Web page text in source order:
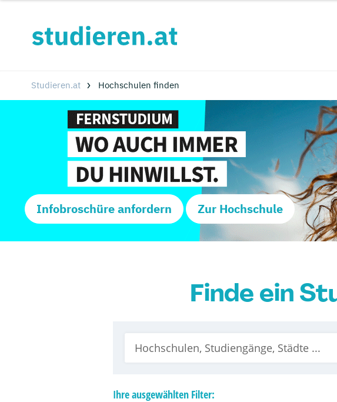
Studieren.at Hochschulen finden
Infobroschüre anfordern Zur Hochschule
Finde ein
Ihreausgewählten Filter: